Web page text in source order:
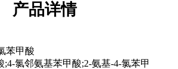
产品详情
苯甲酸
;4-氯邻氨基苯甲酸;2-氨基-4-氯苯甲